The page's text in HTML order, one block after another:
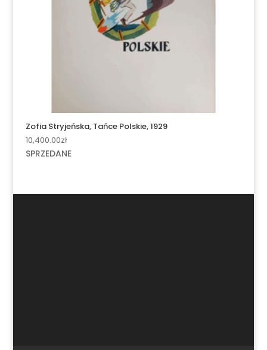
Zofia Stryjeńska, Tańce Polskie, 1929
10,400.00zł
SPRZEDANE